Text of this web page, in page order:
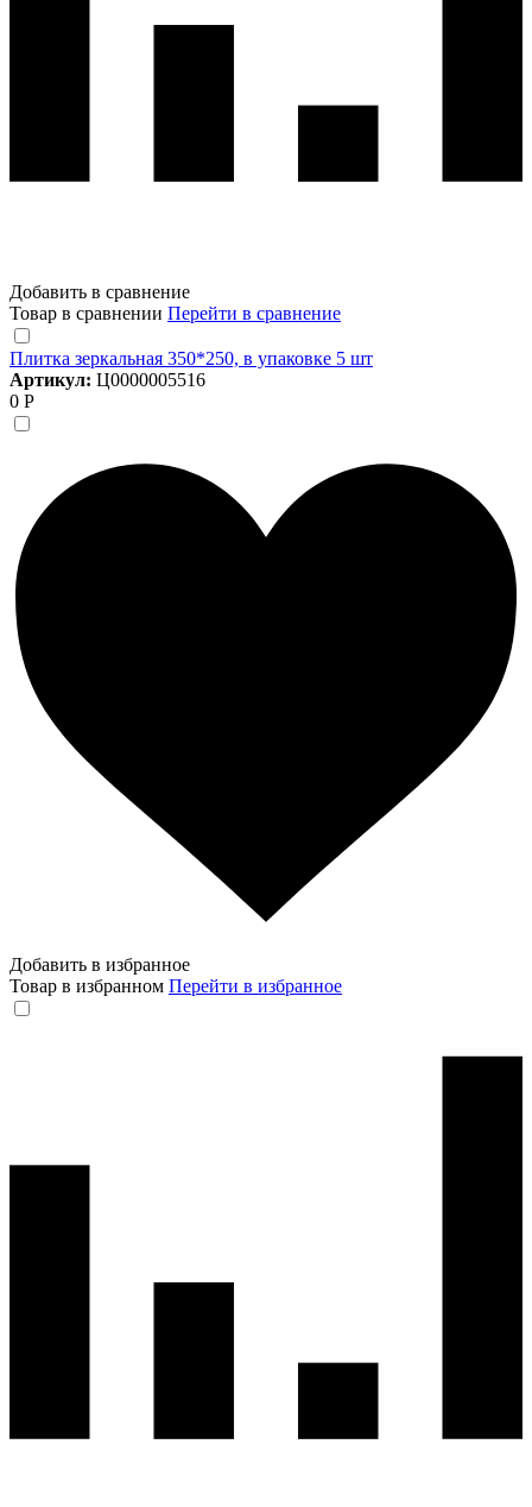
Добавить в сравнение
Товар в сравнении Перейти в сравнение
Плитка зеркальная 350*250, в упаковке 5 шт
Артикул: Ц0000005516
0 Р
Добавить в избранное
Товар в избранном Перейти в избранное